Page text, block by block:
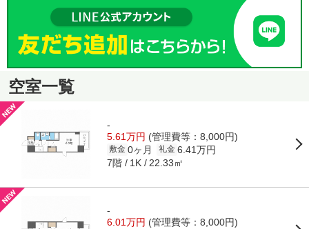
空室一覧
-
5.61万円 (管理費等：8,000円)
敷金 0ヶ月 礼金 6.41万円
7階 1K 22.33㎡
-
6.01万円 (管理費等：8,000円)